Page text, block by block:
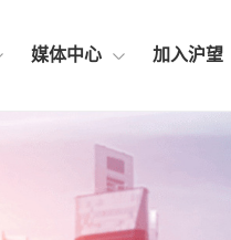
媒体中心 加入沪望